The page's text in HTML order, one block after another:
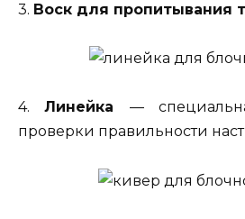
3. Воск для пропитывания
4.Линейка —
проверки правильности